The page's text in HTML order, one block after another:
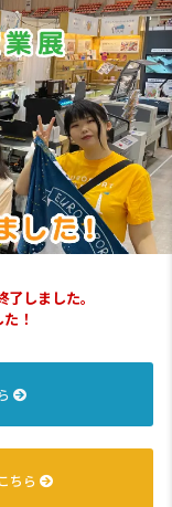
しました。
！
ちら